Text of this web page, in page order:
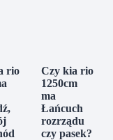
rio
Czy kia rio
1250cm
ma
Łańcuch
rozrządu
czy pasek?